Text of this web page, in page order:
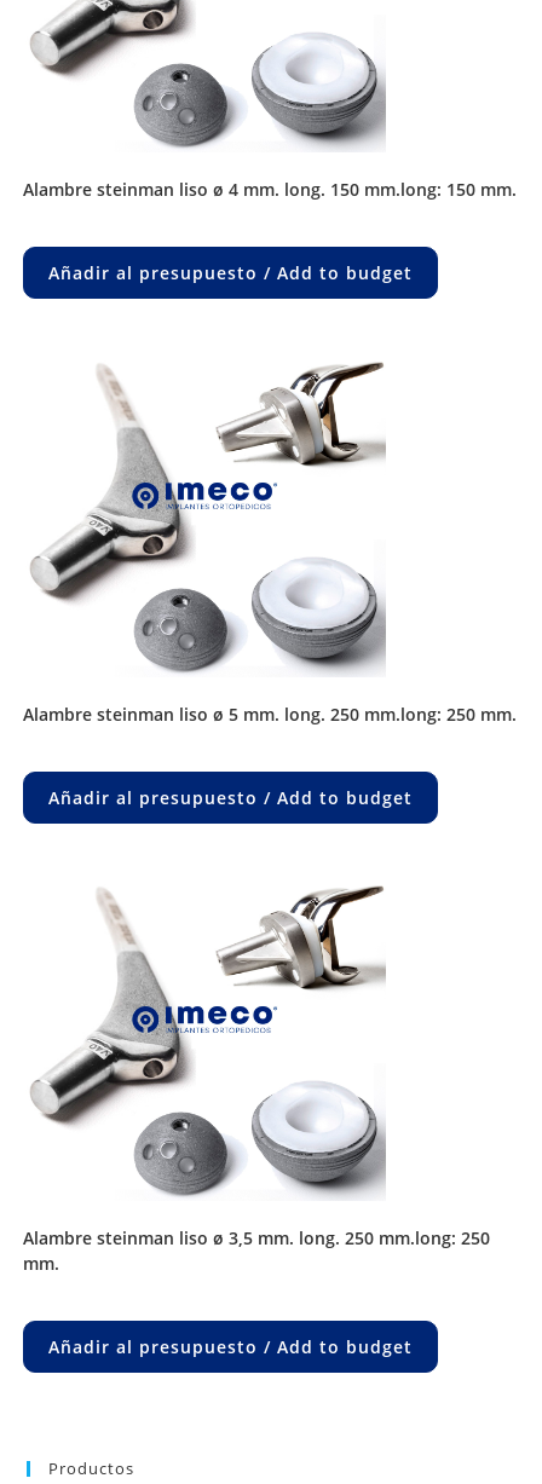
alambre steinman liso ø 4 mm. long. 150 mm.long: 150 mm.
Añadir al presupuesto / Add to budget
alambre steinman liso ø 5 mm. long. 250 mm.long: 250 mm.
Añadir al presupuesto / Add to budget
alambre steinman liso ø 3,5 mm. long. 250 mm.long: 250
mm.
Añadir al presupuesto / Add to budget
Productos